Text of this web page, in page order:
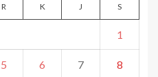
R K J S
1
5 6 7 8